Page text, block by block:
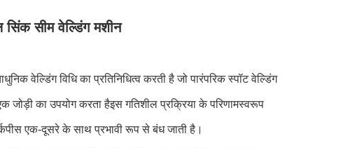
सीम वेल्डिंग मशीन
वेल्डिंग विधि का प्रतिनिधित्व करती है जो पारंपरिक स्पॉट वेल्डिंग
का उपयोग करता हैइस गतिशील प्रक्रिया के परिणामस्वरूप
एक-दूसरे के साथ प्रभावी रूप से बंध जाती है।